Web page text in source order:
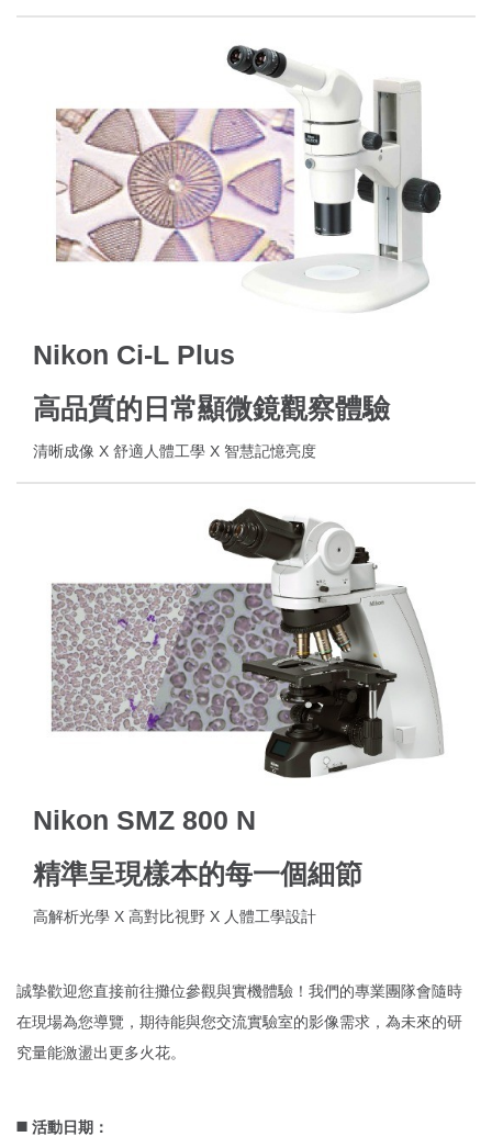
Nikon Ci-L Plus
高品質的日常顯微鏡觀察體驗
清晰成像 X 舒適人體工學 X 智慧記憶亮度
Nikon SMZ 800 N
精準呈現樣本的每一個細節
高解析光學 X 高對比視野 X 人體工學設計
誠摯歡迎您直接前往攤位參觀與實機體驗！我們的專業團隊會隨時
在現場為您導覽，期待能與您交流實驗室的影像需求，為未來的研
究量能激盪出更多火花。
◼️ 活動日期：